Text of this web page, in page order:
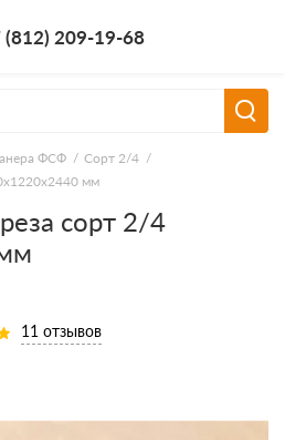
(812) 209-19-68
ФСФ
Сорт 2/4
мм
сорт 2/4
11 отзывов